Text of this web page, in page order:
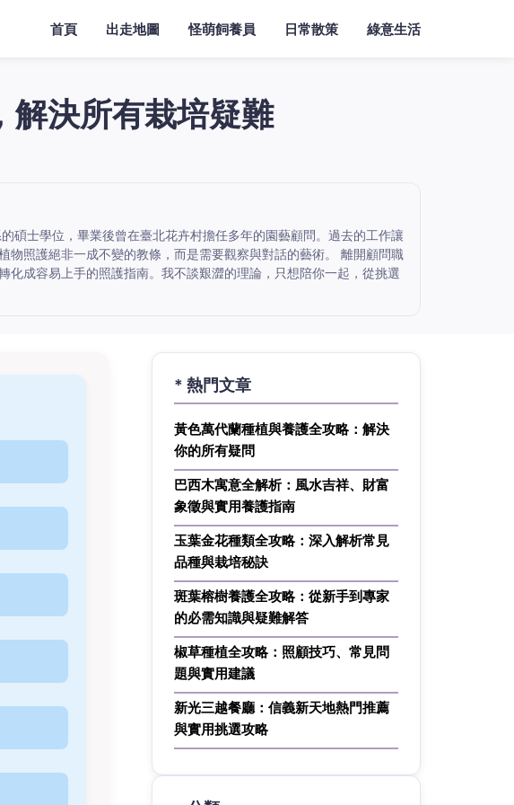
首頁 出走地圖 怪萌飼養員 日常散策 綠意生活
解決所有栽培疑難
碩士學位，畢業後曾在臺北花卉村擔任多年的園藝顧問。過去的工作讓
照護絕非一成不變的教條，而是需要觀察與對話的藝術。 離開顧問職
成容易上手的照護指南。我不談艱澀的理論，只想陪你一起，從挑選
* 熱門文章
黃色萬代蘭種植與養護全攻略：解決
你的所有疑問
巴西木寓意全解析：風水吉祥、財富
象徵與實用養護指南
玉葉金花種類全攻略：深入解析常見
品種與栽培秘訣
斑葉榕樹養護全攻略：從新手到專家
的必需知識與疑難解答
椒草種植全攻略：照顧技巧、常見問
題與實用建議
新光三越餐廳：信義新天地熱門推薦
與實用挑選攻略